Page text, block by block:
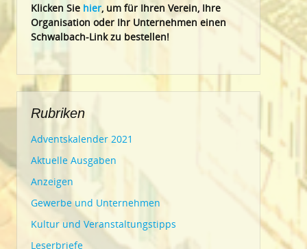
Klicken Sie hier, um für Ihren Verein, Ihre
Organisation oder Ihr Unternehmen einen
Schwalbach-Link zu bestellen!
Rubriken
Adventskalender 2021
Aktuelle Ausgaben
Anzeigen
Gewerbe und Unternehmen
Kultur und Veranstaltungstipps
Leserbriefe